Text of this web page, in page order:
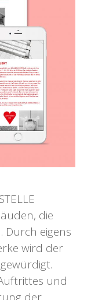
die
Durch eigens
wird der
und